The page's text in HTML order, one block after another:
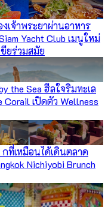
งเจ้าพระยาผ่านอาหาร
Yacht Club เมนูใหม่
ชียร่วมสมัย
the Sea ฮีลใจริมทะเล
Corail เปิดตัว Wellness
กที่เหมือนได้เดินตลาด
Nichiyobi Brunch